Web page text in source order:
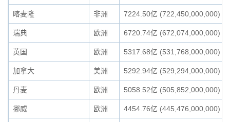
喀麦隆 非洲 7224.50亿 (722,450,000,000)
瑞典 欧洲 6720.74亿 (672,074,000,000)
英国 欧洲 5317.68亿 (531,768,000,000)
加拿大 美洲 5292.94亿 (529,294,000,000)
丹麦 欧洲 5058.52亿 (505,852,000,000)
挪威 欧洲 4454.76亿 (445,476,000,000)